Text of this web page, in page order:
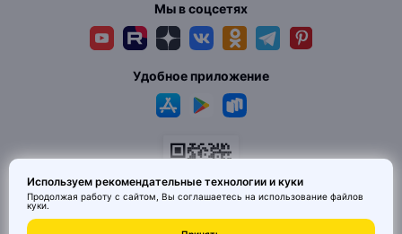
Мы в соцсетях
Удобное приложение
Используем рекомендательные технологии и куки
Продолжая работу с сайтом, Вы соглашаетесь на использование файлов
куки.